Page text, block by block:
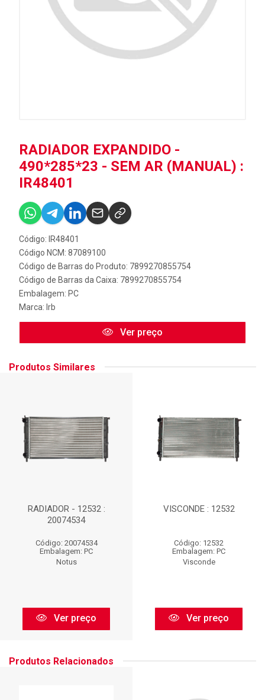
RADIADOR EXPANDIDO -
490*285*23 - SEM AR (MANUAL) :
IR48401
Código: IR48401
Código NCM: 87089100
Código de Barras do Produto: 7899270855754
Código de Barras da Caixa: 7899270855754
Embalagem: PC
Marca: Irb
Ver preço
Produtos Similares
RADIADOR - 12532 :
20074534
Código: 20074534
Embalagem: PC
Notus
Ver preço
VISCONDE : 12532
Código: 12532
Embalagem: PC
Visconde
Ver preço
Produtos Relacionados